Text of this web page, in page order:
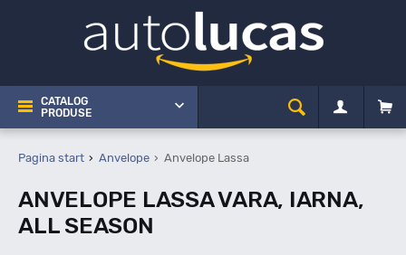
CATALOG
PRODUSE
Pagina start Anvelope Anvelope Lassa
ANVELOPE LASSA VARA, IARNA,
ALL SEASON